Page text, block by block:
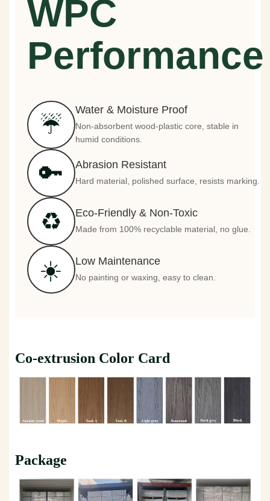
WPC
Performance
☔
Water & Moisture Proof
Non-absorbent wood-plastic core, stable in
humid conditions.
🔑 Abrasion Resistant
Hard material, polished surface, resists marking.
♻️ Eco-Friendly & Non-Toxic
Made from 100% recyclable material, no glue.
☀️ Low Maintenance
No painting or waxing, easy to clean.
Co-extrusion Color Card
Package